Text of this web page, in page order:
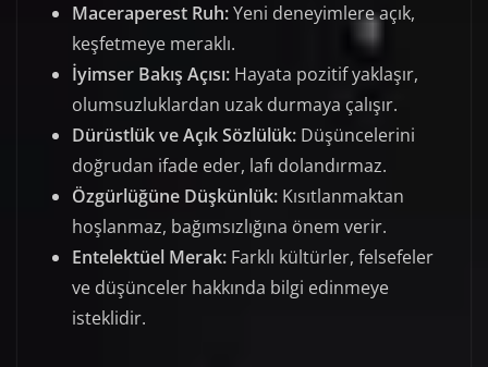
Maceraperest Ruh:Yeni deneyimlere açık,
keşfetmeye meraklı.
İyimser Bakış Açısı: Hayata pozitif yaklaşır,
olumsuzluklardan uzak durmaya çalışır.
Dürüstlük ve Açık Sözlülük: Düşüncelerini
doğrudan ifade eder, lafı dolandırmaz.
Özgürlüğüne Düşkünlük: Kısıtlanmaktan
hoşlanmaz, bağımsızlığına önem verir.
Entelektüel Merak: Farklı kültürler, felsefeler
ve düşünceler hakkında bilgi edinmeye
isteklidir.